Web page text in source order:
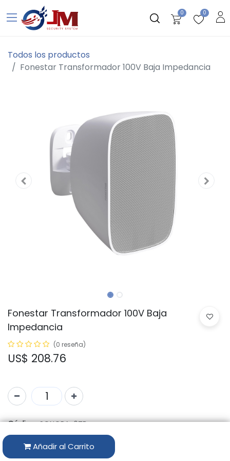
0 0
Todos los productos
Fonestar Transformador 100V Baja Impedancia
Fonestar Transformador 100V Baja
Impedancia
(0 reseña)
US$ 208.76
Añadir al Carrito
Código: SONORA-6TB
Marca:FONESTAR